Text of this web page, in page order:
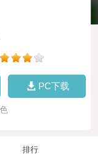
PC下载
排行